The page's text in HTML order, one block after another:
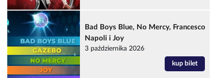
Bad Boys Blue, No Mercy, Francesco
Napoli i Joy
3 października 2026
kup bilet